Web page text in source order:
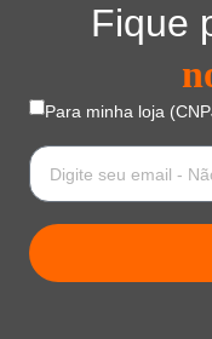
Fique
Para minha loja